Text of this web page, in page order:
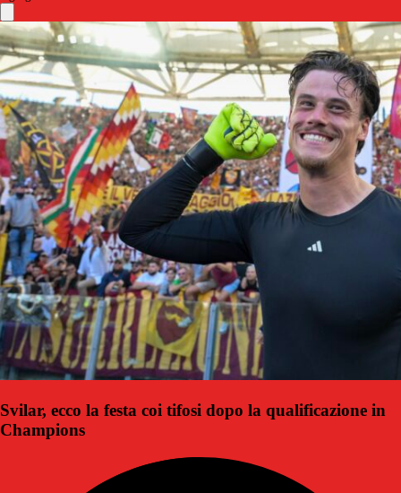
Svilar, ecco la festa coi tifosi dopo la qualificazione in
Champions